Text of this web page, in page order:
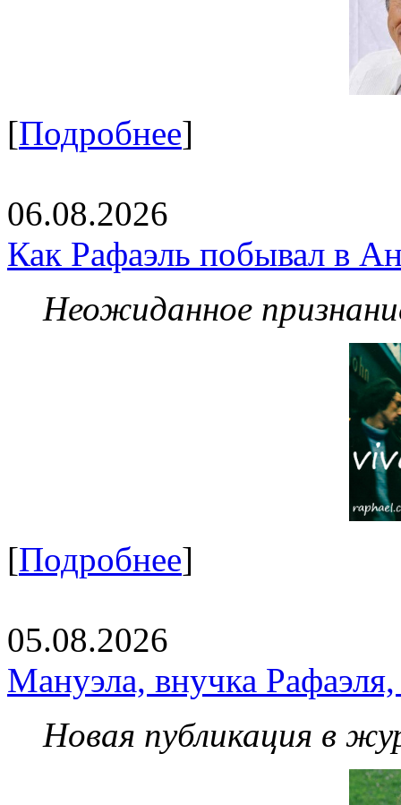
[Подробнее]
06.08.2026
Как Рафаэль побывал в
Неожиданное
[Подробнее]
05.08.2026
Мануэла, внучка
Новая публикация в